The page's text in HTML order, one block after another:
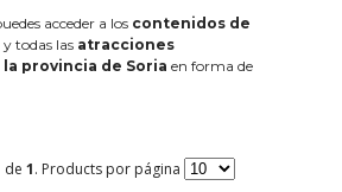
acceder a los contenidos de
y todas las atracciones
provincia de Soria en forma de
de 1. Products por página